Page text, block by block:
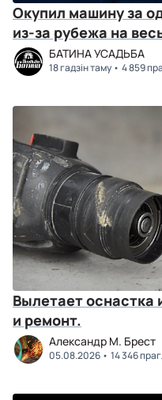
Окупил машину за
из-за рубежа на
БАТИНА УСАДЬБА
18 гадзін таму 4 859
Вылетает оснастка
и ремонт.
Александр М. Брест
05.08.2026 14 346